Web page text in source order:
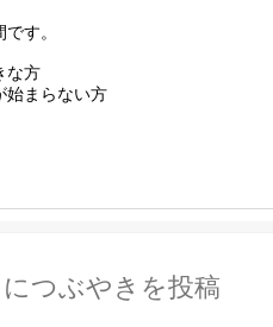
す。
な方
まらない方
つぶやきを投稿